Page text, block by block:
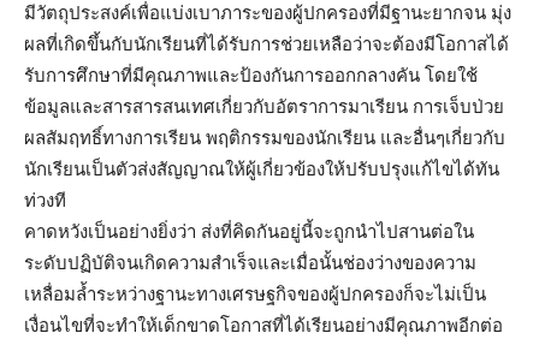
มีวัตถุประสงค์เพื่อแบ่งเบาภาระของผู้ปกครองที่มีฐานะยากจน มุ่ง
ผลที่เกิดขึ้นกับนักเรียนที่ได้รับการช่วยเหลือว่าจะต้องมีโอกาสได้
รับการศึกษาที่มีคุณภาพและป้องกันการออกกลางคัน โดยใช้
ข้อมูลและสารสารสนเทศเกี่ยวกับอัตราการมาเรียน การเจ็บป่วย
ผลสัมฤทธิ์ทางการเรียน พฤติกรรมของนักเรียน และอื่นๆเกี่ยวกับ
นักเรียนเป็นตัวส่งสัญญาณให้ผู้เกี่ยวข้องให้ปรับปรุงแก้ไขได้ทัน
ท่วงที
คาดหวังเป็นอย่างยิ่งว่า ส่งที่คิดกันอยู่นี้จะถูกนำไปสานต่อใน
ระดับปฏิบัติจนเกิดความสำเร็จและเมื่อนั้นช่องว่างของความ
เหลื่อมล้ำระหว่างฐานะทางเศรษฐกิจของผู้ปกครองก็จะไม่เป็น
เงื่อนไขที่จะทำให้เด็กขาดโอกาสที่ได้เรียนอย่างมีคุณภาพอีกต่อ